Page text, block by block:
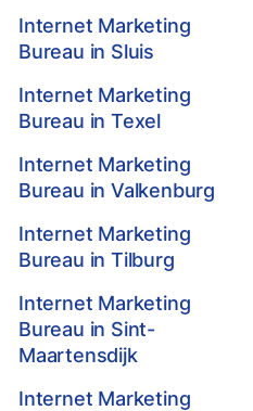
Internet Marketing
Bureau in Sluis
Internet Marketing
Bureau in Texel
Internet Marketing
Bureau in Valkenburg
Internet Marketing
Bureau in Tilburg
Internet Marketing
Bureau in Sint-
Maartensdijk
Internet Marketing